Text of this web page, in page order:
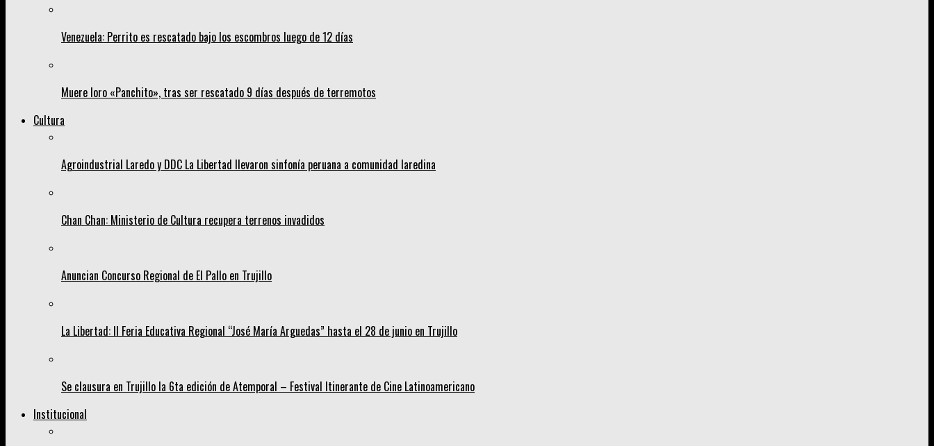
Venezuela: Perrito es rescatado bajo los escombros luego de 12 días
Muere loro «Panchito», tras ser rescatado 9 días después de terremotos
Cultura
Agroindustrial Laredo y DDC La Libertad llevaron sinfonía peruana a comunidad laredina
Chan Chan: Ministerio de Cultura recupera terrenos invadidos
Anuncian Concurso Regional de El Pallo en Trujillo
La Libertad: II Feria Educativa Regional “José María Arguedas” hasta el 28 de junio en Trujillo
Se clausura en Trujillo la 6ta edición de Atemporal – Festival Itinerante de Cine Latinoamericano
Institucional